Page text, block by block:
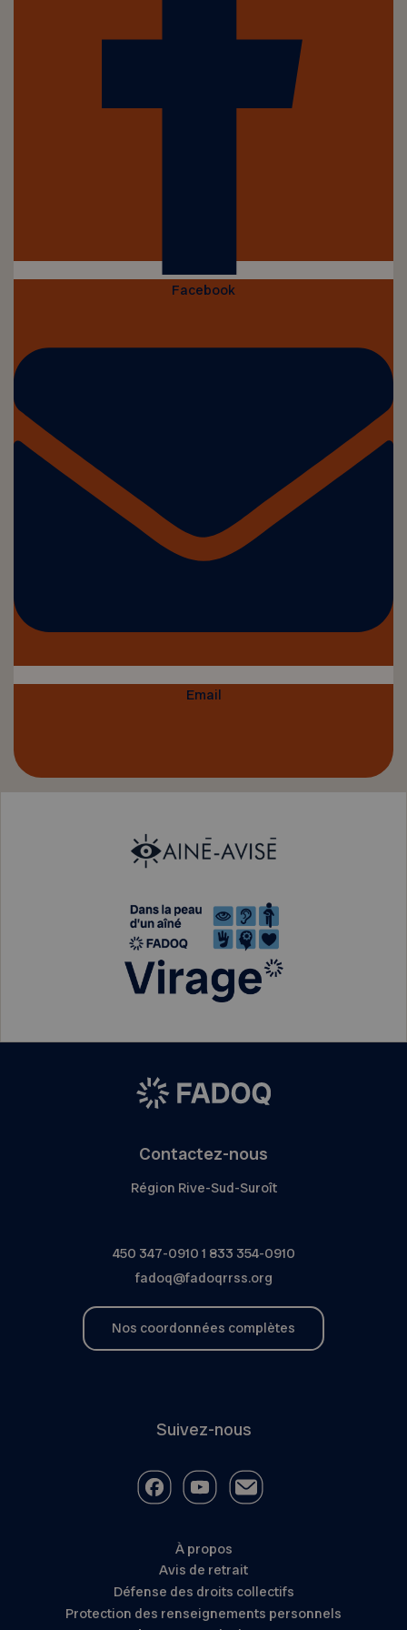
Facebook
Email
Contactez-nous
Région Rive-Sud-Suroît
450 347-0910 1 833 354-0910
fadoq@fadoqrrss.org
Nos coordonnées complètes
Suivez-nous
À propos
Avis de retrait
Défense des droits collectifs
Protection des renseignements personnels